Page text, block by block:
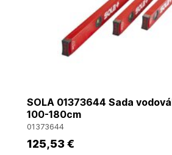
SOLA 01373644 Sada
100-180cm
01373644
125,53 €